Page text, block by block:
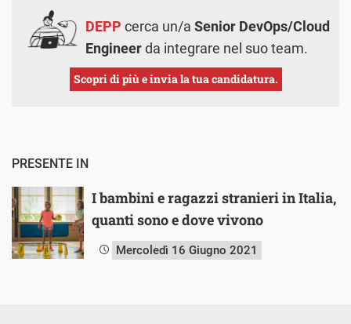
DEPP cerca un/a Senior DevOps/Cloud
Engineerda integrare nel suo team.
Scopri di più e invia la tua candidatura.
PRESENTE IN
I bambini e ragazzi stranieri in Italia,
quanti sono e dove vivono
Mercoledì 16 Giugno 2021